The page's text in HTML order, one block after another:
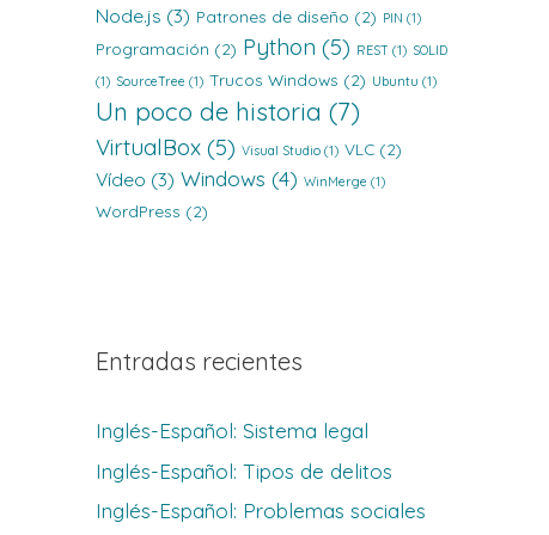
Node.js (3) Patrones de diseño (2) PIN (1)
Programación (2) Python (5) REST (1) SOLID
(1) SourceTree (1) Trucos Windows (2) Ubuntu (1)
Un poco de historia (7)
VirtualBox(5) Visual Studio(1) VLC(2)
Vídeo (3) Windows (4) WinMerge (1)
WordPress (2)
Entradas recientes
Inglés-Español: Sistema legal
Inglés-Español: Tipos de delitos
Inglés-Español: Problemas sociales